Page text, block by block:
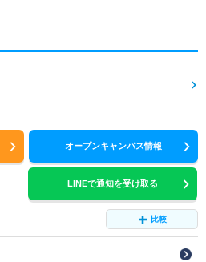
オープンキャンパス情報
LINEで通知を受け取る
比較